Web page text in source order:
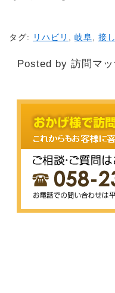
タグ: リハビリ , 岐阜, 接
Posted by 訪問マ